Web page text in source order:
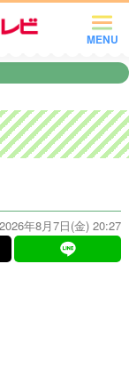
MENU
2026年8月7日(金) 20:27